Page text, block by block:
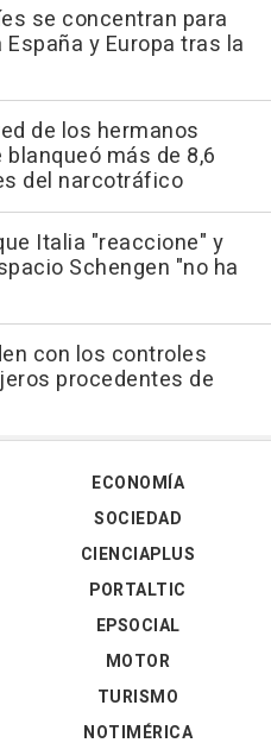
se concentran para
y Europa tras la
de los hermanos
más de 8,6
del narcotráfico
Italia "reaccione" y
Schengen "no ha
con los controles
procedentes de
ECONOMÍA
SOCIEDAD
CIENCIAPLUS
PORTALTIC
EPSOCIAL
MOTOR
TURISMO
NOTIMÉRICA